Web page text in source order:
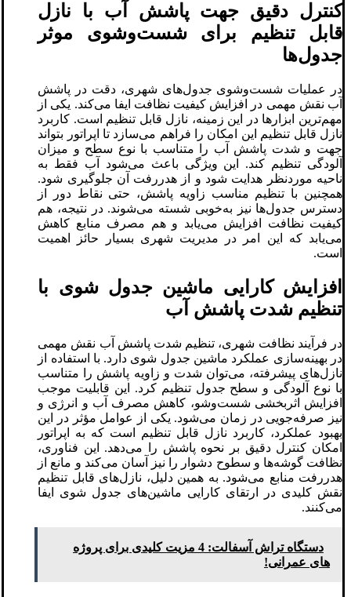
کنترل دقیق جهت پاشش آب با نازل
قابل تنظیم برای شست‌وشوی موثر
جدول‌ها
در عملیات شست‌وشوی جدول‌های شهری، دقت در پاشش
آب نقش مهمی در افزایش کیفیت نظافت ایفا می‌کند. یکی از
مهم‌ترین ابزارها در این زمینه، نازل قابل تنظیم است. کاربرد
نازل قابل تنظیم این امکان را فراهم می‌سازد تا اپراتور بتواند
جهت و شدت پاشش آب را متناسب با نوع سطح و میزان
آلودگی تنظیم کند. این ویژگی باعث می‌شود آب فقط به
ناحیه موردنظر هدایت شود و از هدررفت آن جلوگیری شود.
همچنین با تنظیم مناسب زاویه پاشش، حتی نقاط دور از
دسترس جدول‌ها نیز به‌خوبی شسته می‌شوند. در نتیجه، هم
کیفیت نظافت افزایش می‌یابد و هم مصرف منابع کاهش
می‌یابد که این امر در مدیریت شهری بسیار حائز اهمیت
است.
افزایش کارایی ماشین جدول ‌شوی با
تنظیم شدت پاشش آب
در فرآیند نظافت شهری، تنظیم شدت پاشش آب نقش مهمی
در بهینه‌سازی عملکرد ماشین جدول ‌شوی دارد. با استفاده از
نازل‌های پیشرفته، می‌توان شدت و زاویه پاشش را متناسب
با نوع آلودگی و سطح جدول تنظیم کرد. این قابلیت موجب
افزایش اثربخشی شست‌وشو، کاهش مصرف آب و انرژی و
نیز صرفه‌جویی در زمان می‌شود. یکی از عوامل مؤثر در این
بهبود عملکرد، کاربرد نازل قابل تنظیم است که به اپراتور
امکان کنترل دقیق بر نحوه پاشش را می‌دهد. این فناوری،
نظافت گوشه‌ها و سطوح دشوار را نیز آسان می‌کند و مانع از
هدررفت منابع می‌شود. به همین دلیل، نازل‌های قابل تنظیم
نقش کلیدی در ارتقای کارایی ماشین‌های جدول ‌شوی ایفا
می‌کنند.
دستگاه تراش آسفالت: 4 مزیت کلیدی برای پروژه‌
های عمرانی!